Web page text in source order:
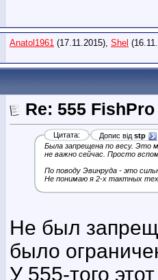
Anatol1961 (17.11.2015), Shel
Re: 555 FishPro
Цитата: Допис від stp
Была запрещена по весу. Это
не важно сейчас. Просто
По поводу Эвинруда - это
Не понимаю я 2-х тактных
Не был
было
У 555-того